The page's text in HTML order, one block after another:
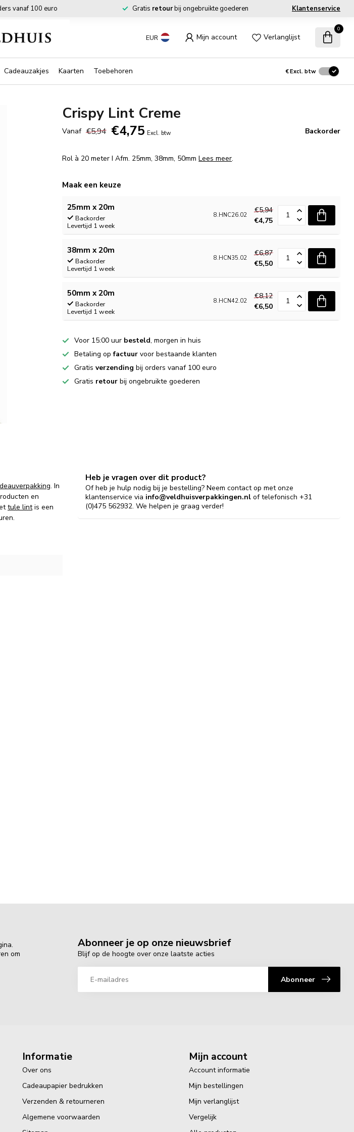
vanaf 100 euro Gratis retourbij ongebruikte goederen Klantenservice
EUR Mijn account Verlanglijst
0
Cadeauzakjes Kaarten Toebehoren €Excl. btw
Crispy Lint Creme
Vanaf €5,94 €4,75 Excl. btw Backorder
Rol à 20 meter I Afm. 25mm, 38mm, 50mmLees meer.
Maak een keuze
25mm x 20m
Backorder
Levertijd 1 week
8.HNC26.02
€5,94
€4,75
38mm x 20m
Backorder
Levertijd 1 week
8.HCN35.02
€6,87
€5,50
50mm x 20m
Backorder
Levertijd 1 week
8.HCN42.02
€8,12
€6,50
Voor 15:00 uur besteld, morgen in huis
Betaling opfactuur voor bestaande klanten
Gratisverzending bij orders vanaf 100 euro
Gratis retour bij ongebruikte goederen
. In
en
tule lintis een
Heb je vragen over dit product?
Of heb je hulp nodig bij je bestelling? Neem contact op met onze
klantenservice via info@veldhuisverpakkingen.nl of telefonisch +31
(0)475 562932. We helpen je graag verder!
om
Abonneer je op onze nieuwsbrief
Blijf op de hoogte over onze laatste acties
Abonneer
Informatie
Over ons
Cadeaupapier bedrukken
Verzenden & retourneren
Algemene voorwaarden
Mijn account
Account informatie
Mijn bestellingen
Mijn verlanglijst
Vergelijk